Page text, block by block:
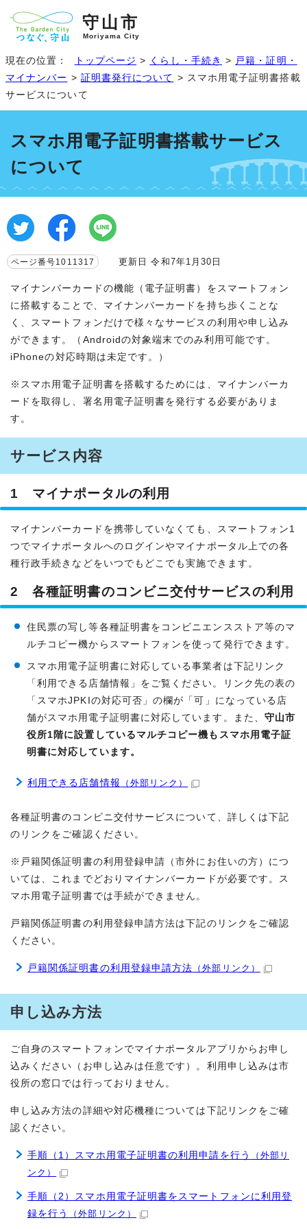
守山市
Moriyama City
現在の位置： トップページ > くらし・手続き > 戸籍・証明・
マイナンバー > 証明書発行について > スマホ用電子証明書搭載
サービスについて
スマホ用電子証明書搭載サービス
について
ページ番号1011317 更新日 令和7年1月30日
マイナンバーカードの機能（電子証明書）をスマートフォン
に搭載することで、マイナンバーカードを持ち歩くことな
く、スマートフォンだけで様々なサービスの利用や申し込み
ができます。（Androidの対象端末でのみ利用可能です。
iPhoneの対応時期は未定です。）
※スマホ用電子証明書を搭載するためには、マイナンバーカ
ードを取得し、署名用電子証明書を発行する必要がありま
す。
サービス内容
1 マイナポータルの利用
マイナンバーカードを携帯していなくても、スマートフォン1
つでマイナポータルへのログインやマイナポータル上での各
種行政手続きなどをいつでもどこでも実施できます。
2 各種証明書のコンビニ交付サービスの利用
住民票の写し等各種証明書をコンビニエンスストア等のマ
ルチコピー機からスマートフォンを使って発行できます。
スマホ用電子証明書に対応している事業者は下記リンク
「利用できる店舗情報」をご覧ください。リンク先の表の
「スマホJPKIの対応可否」の欄が「可」になっている店
舗がスマホ用電子証明書に対応しています。また、 守山市
役所1階に設置しているマルチコピー機もスマホ用電子証
明書に対応しています。
利用できる店舗情報 （外部リンク）
各種証明書のコンビニ交付サービスについて、詳しくは下記
のリンクをご確認ください。
※戸籍関係証明書の利用登録申請（市外にお住いの方）につ
いては、これまでどおりマイナンバーカードが必要です。ス
マホ用電子証明書では手続ができません。
戸籍関係証明書の利用登録申請方法は下記のリンクをご確認
ください。
戸籍関係証明書の利用登録申請方法 （外部リンク）
申し込み方法
ご自身のスマートフォンでマイナポータルアプリからお申し
込みください（お申し込みは任意です）。利用申し込みは市
役所の窓口では行っておりません。
申し込み方法の詳細や対応機種については下記リンクをご確
認ください。
手順（1）スマホ用電子証明書の利用申請を行う
（外部リ
ンク）
手順（2）スマホ用電子証明書をスマートフォンに利用登
録を行う
（外部リンク）